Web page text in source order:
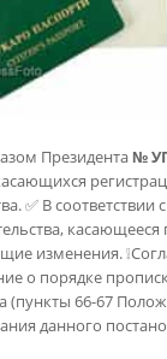
Президента №
✅ В соответствии
изменения.
о порядке
(пункты 66-67
данного